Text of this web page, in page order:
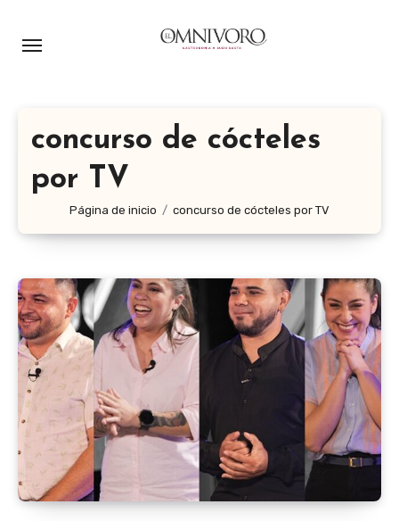
concurso de cócteles
por TV
Página de inicio concurso de cócteles por TV